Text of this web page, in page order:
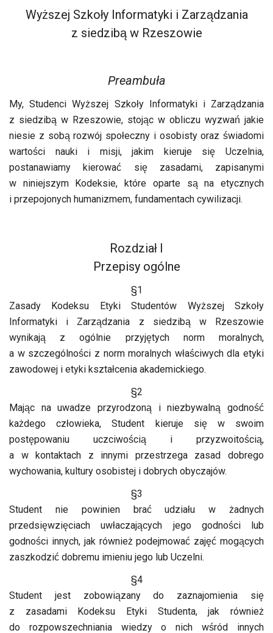
Wyższej Szkoły Informatyki i Zarządzania
z siedzibą w Rzeszowie
Preambuła
My, Studenci Wyższej Szkoły Informatyki i Zarządzania
z siedzibą w Rzeszowie, stojąc w obliczu wyzwań jakie
niesie z sobą rozwój społeczny i osobisty oraz świadomi
wartości nauki i misji, jakim kieruje się Uczelnia,
postanawiamy kierować się zasadami, zapisanymi
w niniejszym Kodeksie, które oparte są na etycznych
i przepojonych humanizmem, fundamentach cywilizacji.
Rozdział I
Przepisy ogólne
§1
Zasady Kodeksu Etyki Studentów Wyższej Szkoły
Informatyki i Zarządzania z siedzibą w Rzeszowie
wynikają z ogólnie przyjętych norm moralnych,
a w szczególności z norm moralnych właściwych dla etyki
zawodowej i etyki kształcenia akademickiego.
§2
Mając na uwadze przyrodzoną i niezbywalną godność
każdego człowieka, Student kieruje się w swoim
postępowaniu uczciwością i przyzwoitością,
a w kontaktach z innymi przestrzega zasad dobrego
wychowania, kultury osobistej i dobrych obyczajów.
§3
Student nie powinien brać udziału w żadnych
przedsięwzięciach uwłaczających jego godności lub
godności innych, jak również podejmować zajęć mogących
zaszkodzić dobremu imieniu jego lub Uczelni.
§4
Student jest zobowiązany do zaznajomienia się
z zasadami Kodeksu Etyki Studenta, jak również
do rozpowszechniania wiedzy o nich wśród innych